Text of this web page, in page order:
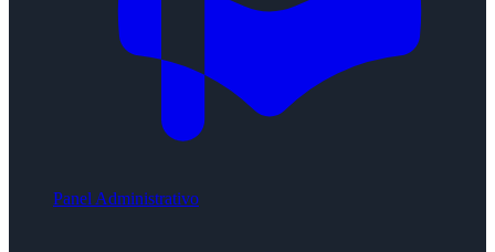
Panel Administrativo